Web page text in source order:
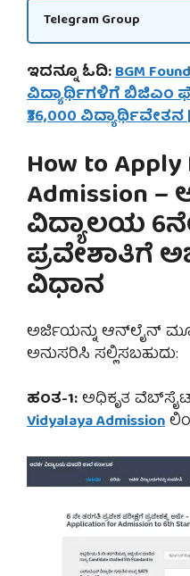
Telegram Group
ಇದನ್ನೂ ಓದಿ:BGM
ವಿದ್ಯಾರ್ಥಿಗಳಿಗೆ
₹36,000
How to
Admission
ವಿದ್ಯಾಲಯ
ಪ್ರವೇಶಾತಿಗೆ
ವಿಧಾನ
ಅರ್ಜಿಯನ್ನು ಆನ್‌ಲೈನ್
ಅನುಸರಿಸಿ ಸಲ್ಲಿಸಬಹುದು:
ಹಂತ-1:ಅಧಿಕೃತ
Vidyalaya Admission